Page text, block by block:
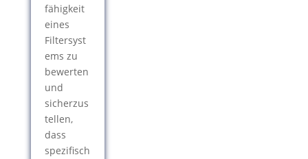
fähigkeit
eines
Filtersyst
ems zu
bewerten
und
sicherzus
tellen,
dass
spezifisch